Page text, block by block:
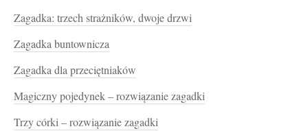
Zagadka: trzech strażników, dwoje drzwi
Zagadka buntownicza
Zagadka dla przeciętniaków
Magiczny pojedynek – rozwiązanie zagadki
Trzy córki – rozwiązanie zagadki